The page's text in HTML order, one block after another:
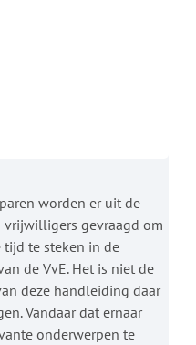
worden er uit de
vrijwilligers gevraagd om
te steken in de
de VvE. Het is niet de
deze handleiding daar
Vandaar dat ernaar
onderwerpen te